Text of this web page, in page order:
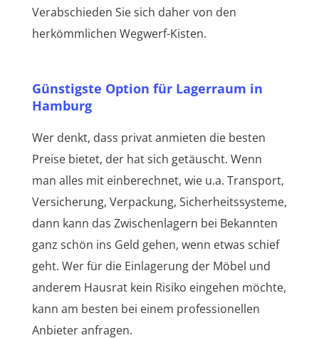
Verabschieden Sie sich daher von den
herkömmlichen Wegwerf-Kisten.
Günstigste Option für Lagerraum in
Hamburg
Wer denkt, dass privat anmieten die besten
Preise bietet, der hat sich getäuscht. Wenn
man alles mit einberechnet, wie u.a. Transport,
Versicherung, Verpackung, Sicherheitssysteme,
dann kann das Zwischenlagern bei Bekannten
ganz schön ins Geld gehen, wenn etwas schief
geht. Wer für die Einlagerung der Möbel und
anderem Hausrat kein Risiko eingehen möchte,
kann am besten bei einem professionellen
Anbieter anfragen.